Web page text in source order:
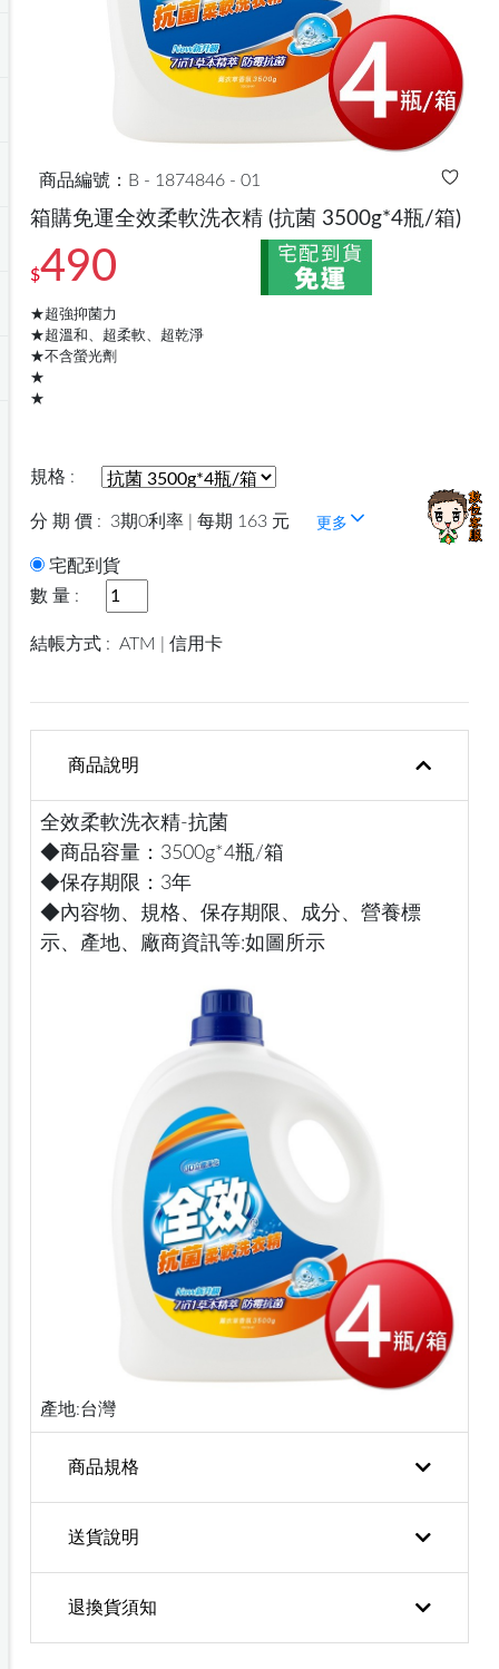
商品編號：B - 1874846 - 01
箱購免運全效柔軟洗衣精 (抗菌 3500g*4瓶/箱)
$490
★超強抑菌力
★超溫和、超柔軟、超乾淨
★不含螢光劑
★
★
規格 :
分 期 價 : 3期0利率 | 每期 163 元 更多
宅配到貨
數 量 :
結帳方式 : ATM | 信用卡
商品說明
全效柔軟洗衣精-抗菌
◆商品容量：3500g*4瓶/箱
◆保存期限：3年
◆內容物、規格、保存期限、成分、營養標
示、產地、廠商資訊等:如圖所示
產地:台灣
商品規格
送貨說明
退換貨須知